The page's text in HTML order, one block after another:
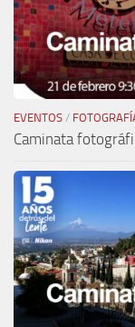
EVENTOS /
Caminata